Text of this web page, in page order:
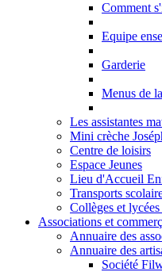
Comment
Equipe
Garderie
Menus de
Les assistantes
Mini crèche
Centre de loisirs
Espace Jeunes
Lieu d'Accueil
Transports
Collèges et lycées
Associations et
Annuaire des
Annuaire des
Société